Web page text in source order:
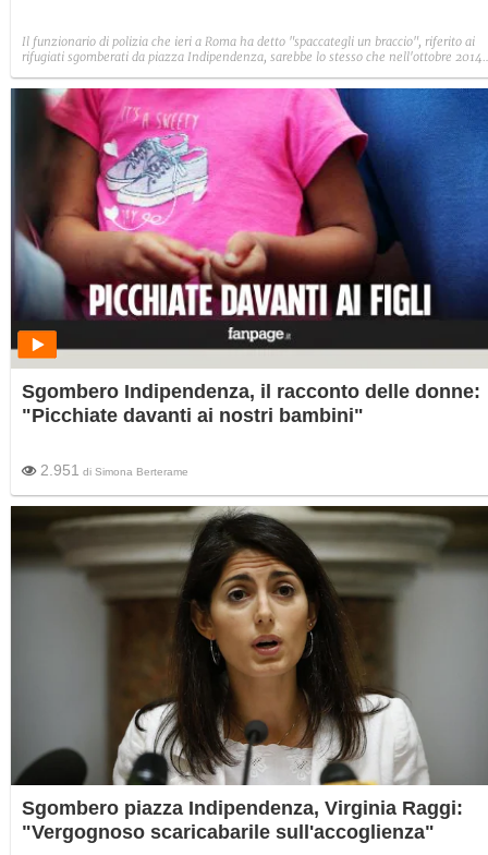
Il funzionario di polizia che ieri a Roma ha detto "spaccategli un braccio", riferito ai
rifugiati sgomberati da piazza Indipendenza, sarebbe lo stesso che nell'ottobre 2014
che stavano manifestando. All'epoca il funzionario ebbe un diverbio con Maurizio
Landini.
Sgombero Indipendenza, il racconto delle donne:
"Picchiate davanti ai nostri bambini"
2.951 di Simona Berterame
Sgombero piazza Indipendenza, Virginia Raggi:
"Vergognoso scaricabarile sull'accoglienza"